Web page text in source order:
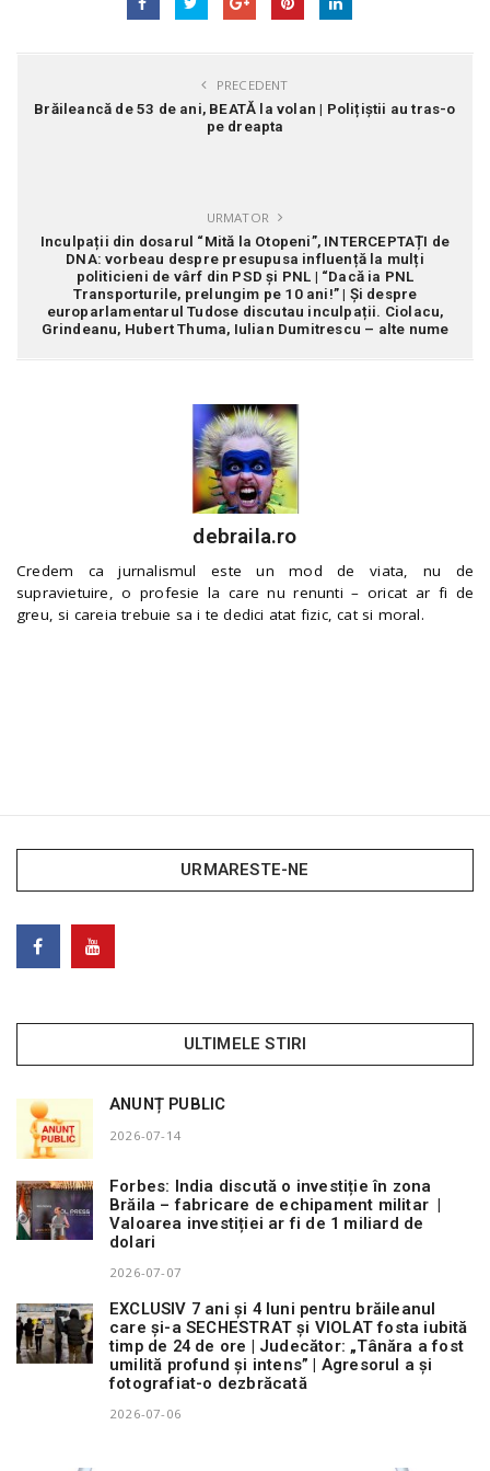
PRECEDENT
Brăileancă de 53 de ani, BEATĂ la volan | Polițiștii au tras-o
pe dreapta
URMATOR
Inculpații din dosarul “Mită la Otopeni”, INTERCEPTAȚI de
DNA: vorbeau despre presupusa influență la mulți
politicieni de vârf din PSD și PNL | “Dacă ia PNL
Transporturile, prelungim pe 10 ani!” | Și despre
europarlamentarul Tudose discutau inculpații. Ciolacu,
Grindeanu, Hubert Thuma, Iulian Dumitrescu – alte nume
debraila.ro
Credem ca jurnalismul este un mod de viata, nu de
supravietuire, o profesie la care nu renunti – oricat ar fi de
greu, si careia trebuie sa i te dedici atat fizic, cat si moral.
URMARESTE-NE
ULTIMELE STIRI
ANUNȚ PUBLIC
2026-07-14
Forbes: India discută o investiție în zona
Brăila – fabricare de echipament militar |
Valoarea investiției ar fi de 1 miliard de
dolari
2026-07-07
EXCLUSIV 7 ani și 4 luni pentru brăileanul
care și-a SECHESTRAT și VIOLAT fosta iubită
timp de 24 de ore | Judecător: „Tânăra a fost
umilită profund și intens” | Agresorul a și
fotografiat-o dezbrăcată
2026-07-06